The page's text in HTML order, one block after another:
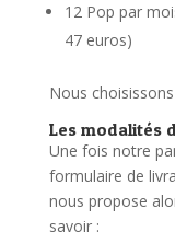
12 Pop par
47 euros)
Nous
Les modalités
Une fois notre
formulaire de
nous propose
savoir :